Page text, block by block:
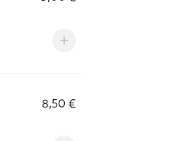
8,50 €